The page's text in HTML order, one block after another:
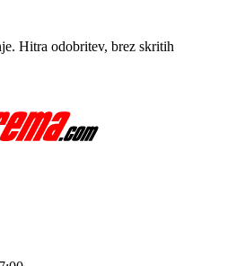
Hitra odobritev, brez skritih